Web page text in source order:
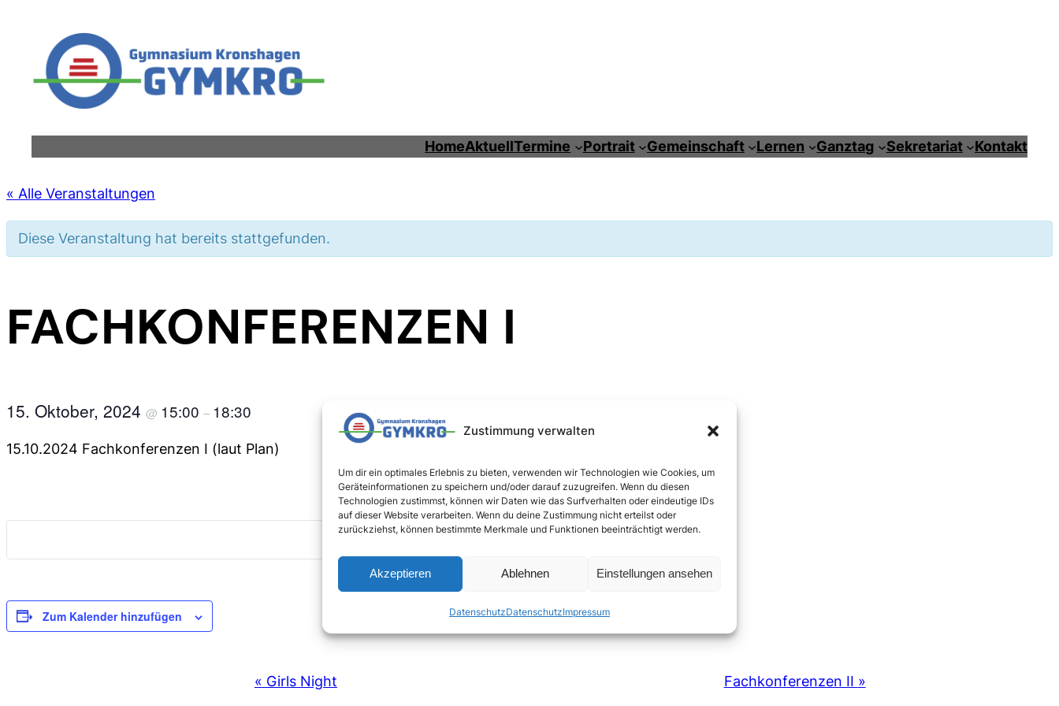
Zustimmung verwalten
Um dir ein optimales Erlebnis zu bieten, verwenden wir Technologien wie Cookies, um
Geräteinformationen zu speichern und/oder darauf zuzugreifen. Wenn du diesen
Technologien zustimmst, können wir Daten wie das Surfverhalten oder eindeutige IDs
auf dieser Website verarbeiten. Wenn du deine Zustimmung nicht erteilst oder
zurückziehst, können bestimmte Merkmale und Funktionen beeinträchtigt werden.
Akzeptieren Ablehnen Einstellungen ansehen
DatenschutzDatenschutzImpressum
HomeAktuellTermine Portrait Gemeinschaft Lernen Ganztag Sekretariat Kontakt
« Alle Veranstaltungen
Diese Veranstaltung hat bereits stattgefunden.
FACHKONFERENZEN I
15. Oktober, 2024 @ 15:00 – 18:30
15.10.2024 Fachkonferenzen I (laut Plan)
Zum Kalender hinzufügen
VERANSTALTUNG-
« Girls Night Fachkonferenzen II »